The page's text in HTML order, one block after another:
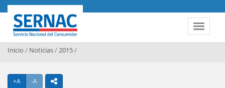
Contenido principal
Toggle
SERNAC
Inicio / Noticias/2015/
+A Agrandar texto
-A Achicar textoicono compartir